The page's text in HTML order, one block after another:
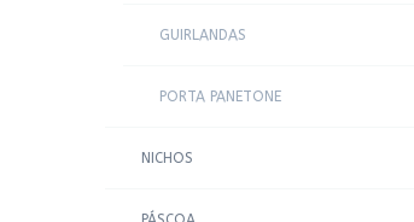
GUIRLANDAS
PORTA PANETONE
NICHOS